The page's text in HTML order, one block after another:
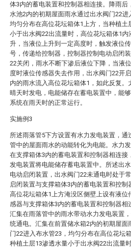
体3内的蓄电装置和控制器相连接。降雨后
水池2内的初期屋面雨水通过出水阀门22进
均匀分布在高位花坛箱体1上方，当种植土
小于出水阀22出流量时，高位花坛箱体1内
升，当液位上升到一定高度时，触发液位
号，传递给控制器，控制器控制电动启闭
22关闭，雨水不断下渗后液位下降，当液
度时液位传感器失去作用，出水阀门22开
内的雨水流入高位花坛箱体1，如此反复。
晴天时发电，电能储存在蓄电装置中，能
系统在雨天时的正常运行。
实施例3
所述雨落管5下方设置有水力发电装置，通
管中的屋面雨水的动能转化为电能。水力
在支撑箱体3内的蓄电装置和控制器相连接
发电装置将电能储存蓄电装置中。所述出
电动启闭装置，出水阀门22未通电时处于
启闭装置与支撑箱体3内的蓄电装置和控制
高位花坛箱体1上方淹没区侧壁上设有液位
感器与支撑箱体3内的蓄电装置和控制器相
汇集在雨落管中的雨水带动水力发电装置
统通电。汇集在前置储水箱2内的初期屋面
门22进入布水管23，均匀分布在高位花坛
种植土层13渗透水量小于出水阀22出流量